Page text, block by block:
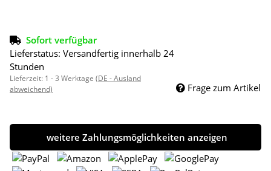
Sofort verfügbar
Lieferstatus: Versandfertig innerhalb 24
Stunden
Lieferzeit: 1 - 3 Werktage (DE - Ausland
abweichend)
Frage zum Artikel
weitere Zahlungsmöglichkeiten anzeigen